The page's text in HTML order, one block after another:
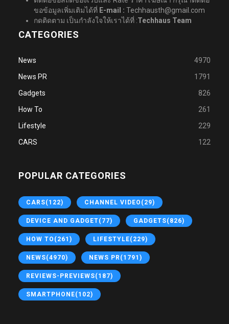
ขอข้อมูลเพิ่มเติมได้ที่ E-mail : Techhausth@gmail.com
กดติดตาม เป็นกำลังใจให้เราได้ที่ :Techhaus Team
CATEGORIES
News
4970
News PR
1791
Gadgets
826
How To
261
Lifestyle
229
CARS
122
POPULAR CATEGORIES
CARS(122) CHANNEL VIDEO (29)
DEVICE AND GADGET(77) GADGETS(826)
HOW TO (261) LIFESTYLE(229)
NEWS(4970) NEWS PR(1791)
REVIEWS-PREVIEWS(187)
SMARTPHONE(102)